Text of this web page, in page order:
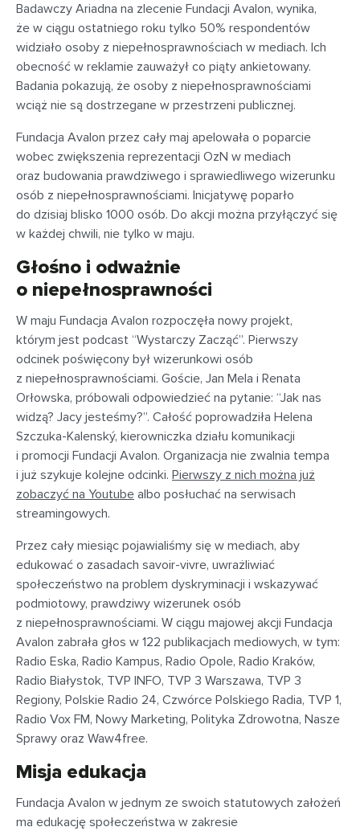
Badawczy Ariadna na zlecenie Fundacji Avalon, wynika,
że w ciągu ostatniego roku tylko 50% respondentów
widziało osoby z niepełnosprawnościach w mediach. Ich
obecność w reklamie zauważył co piąty ankietowany.
Badania pokazują, że osoby z niepełnosprawnościami
wciąż nie są dostrzegane w przestrzeni publicznej.
Fundacja Avalon przez cały maj apelowała o poparcie
wobec zwiększenia reprezentacji OzN w mediach
oraz budowania prawdziwego i sprawiedliwego wizerunku
osób z niepełnosprawnościami. Inicjatywę poparło
do dzisiaj blisko 1000 osób. Do akcji można przyłączyć się
w każdej chwili, nie tylko w maju.
Głośno i odważnie
o niepełnosprawności
W maju Fundacja Avalon rozpoczęła nowy projekt,
którym jest podcast “Wystarczy Zacząć”. Pierwszy
odcinek poświęcony był wizerunkowi osób
z niepełnosprawnościami. Goście, Jan Mela i Renata
Orłowska, próbowali odpowiedzieć na pytanie: “Jak nas
widzą? Jacy jesteśmy?”. Całość poprowadziła Helena
Szczuka-Kalenský, kierowniczka działu komunikacji
i promocji Fundacji Avalon. Organizacja nie zwalnia tempa
i już szykuje kolejne odcinki. Pierwszy z nich można już
zobaczyć na Youtube albo posłuchać na serwisach
streamingowych.
Przez cały miesiąc pojawialiśmy się w mediach, aby
edukować o zasadach savoir-vivre, uwrażliwiać
społeczeństwo na problem dyskryminacji i wskazywać
podmiotowy, prawdziwy wizerunek osób
z niepełnosprawnościami. W ciągu majowej akcji Fundacja
Avalon zabrała głos w 122 publikacjach mediowych, w tym:
Radio Eska, Radio Kampus, Radio Opole, Radio Kraków,
Radio Białystok, TVP INFO, TVP 3 Warszawa, TVP 3
Regiony, Polskie Radio 24, Czwórce Polskiego Radia, TVP 1,
Radio Vox FM, Nowy Marketing, Polityka Zdrowotna, Nasze
Sprawy oraz Waw4free.
Misja edukacja
Fundacja Avalon w jednym ze swoich statutowych założeń
ma edukację społeczeństwa w zakresie